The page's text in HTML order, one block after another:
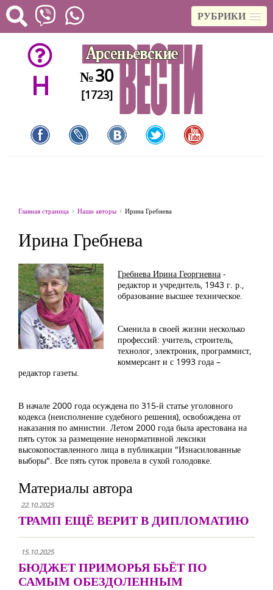
РУБРИКИ
H №30
[1723]
Главная страница Наши авторы Ирина Гребнева
Ирина Гребнева
Гребнева Ирина Георгиевна -
редактор и учредитель, 1943 г. р.,
образование высшее техническое.
Сменила в своей жизни несколько
профессий: учитель, строитель,
технолог, электроник, программист,
коммерсант и с 1993 года –
редактор газеты.
В начале 2000 года осуждена по 315-й статье уголовного
кодекса (неисполнение судебного решения), освобождена от
наказания по амнистии. Летом 2000 года была арестована на
пять суток за размещение ненормативной лексики
высокопоставленного лица в публикации "Изнасилованные
выборы". Все пять суток провела в сухой голодовке.
Материалы автора
22.10.2025
ТРАМП ЕЩЁ ВЕРИТ В ДИПЛОМАТИЮ
15.10.2025
БЮДЖЕТ ПРИМОРЬЯ БЬЁТ ПО
САМЫМ ОБЕЗДОЛЕННЫМ